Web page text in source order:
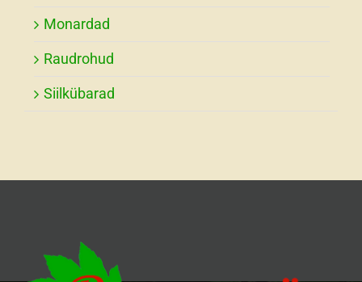
Monardad
Raudrohud
Siilkübarad